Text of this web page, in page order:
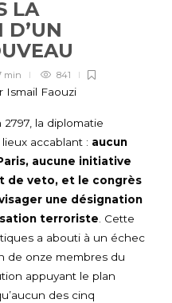
LA
D’UN
min 841
Ismail Faouzi
la diplomatie
accablant : aucun
aucune initiative
de veto, et le congrès
une désignation
terroriste . Cette
a abouti à un échec
de onze membres du
appuyant le plan
des cinq